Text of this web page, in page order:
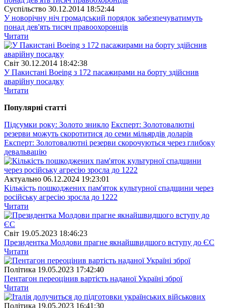
Суспiльство 30.12.2014 18:52:44
У новорічну ніч громадський порядок забезпечуватимуть
понад дев'ять тисяч правоохоронців
Читати
Свiт 30.12.2014 18:42:38
У Пакистані Boeing з 172 пасажирами на борту здійснив
аварійну посадку
Читати
Популярнi статтi
Підсумки року: Золото зникло Експерт: Золотовалютні
резерви можуть скоротитися до семи мільярдів доларів
Експерт: Золотовалютні резерви скорочуються через глибоку
девальвацію
Актуально 06.12.2024 19:23:01
Кількість пошкоджених пам'яток культурної спадщини через
російську агресію зросла до 1222
Читати
Свiт 19.05.2023 18:46:23
Президентка Молдови прагне якнайшвидшого вступу до ЄС
Читати
Полiтика 19.05.2023 17:42:40
Пентагон переоцінив вартість наданої Україні зброї
Читати
Полiтика 19.05.2023 16:41:30